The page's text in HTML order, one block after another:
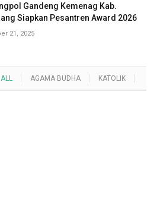
Gandeng Kemenag Kab.
Siapkan Pesantren Award 2026
21, 2025
ALL AGAMA BUDHA KATOLIK